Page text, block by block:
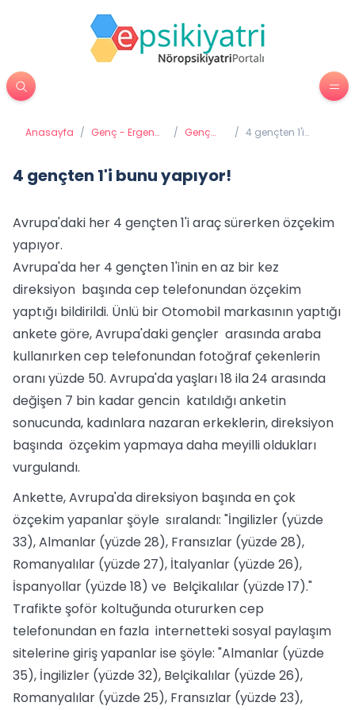
Anasayfa / Genç - Ergen
/ Genç
/ 4 gençten 1'i
4 gençten 1'i bunu yapıyor!
Avrupa'daki her 4 gençten 1'i araç sürerken özçekim
yapıyor.
Avrupa'da her 4 gençten 1'inin en az bir kez
direksiyon başında cep telefonundan özçekim
yaptığı bildirildi. Ünlü bir Otomobil markasının yaptığı
ankete göre, Avrupa'daki gençler arasında araba
kullanırken cep telefonundan fotoğraf çekenlerin
oranı yüzde 50. Avrupa'da yaşları 18 ila 24 arasında
değişen 7 bin kadar gencin katıldığı anketin
sonucunda, kadınlara nazaran erkeklerin, direksiyon
başında özçekim yapmaya daha meyilli oldukları
vurgulandı.
Ankette, Avrupa'da direksiyon başında en çok
özçekim yapanlar şöyle sıralandı: "İngilizler (yüzde
33), Almanlar (yüzde 28), Fransızlar (yüzde 28),
Romanyalılar (yüzde 27), İtalyanlar (yüzde 26),
İspanyollar (yüzde 18) ve Belçikalılar (yüzde 17)."
Trafikte şoför koltuğunda otururken cep
telefonundan en fazla internetteki sosyal paylaşım
sitelerine giriş yapanlar ise şöyle: "Almanlar (yüzde
35), İngilizler (yüzde 32), Belçikalılar (yüzde 26),
Romanyalılar (yüzde 25), Fransızlar (yüzde 23),